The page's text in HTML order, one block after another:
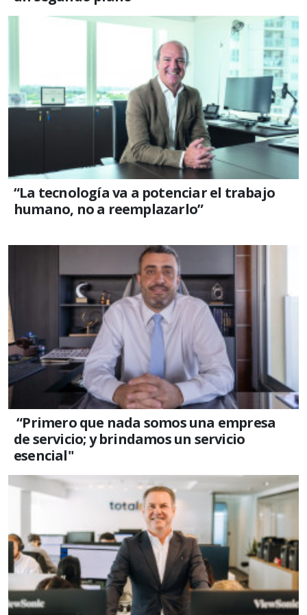
“La tecnología va a potenciar el trabajo
humano, no a reemplazarlo”
“Primero que nada somos una empresa
de servicio; y brindamos un servicio
esencial"